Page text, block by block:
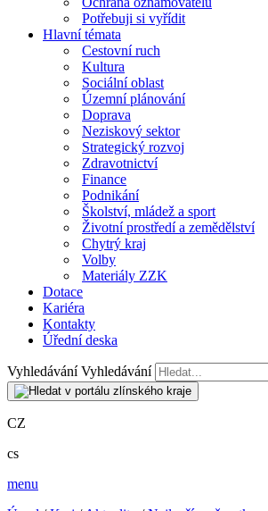
Potřebuji si vyřídit
Hlavní témata
Cestovní ruch
Kultura
Sociální oblast
Územní plánování
Doprava
Neziskový sektor
Strategický rozvoj
Zdravotnictví
Finance
Podnikání
Školství, mládež a sport
Životní prostředí a zemědělství
Chytrý kraj
Volby
Materiály ZZK
Dotace
Kariéra
Kontakty
Úřední deska
Vyhledávání Vyhledávání
CZ
cs
menu